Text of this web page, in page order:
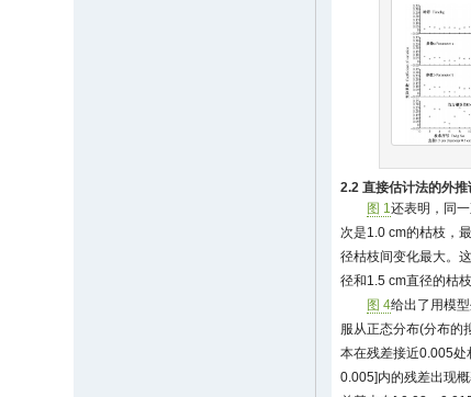
2.2 直接估计法的外
图 1还表明，同
次是1.0 cm的枯枝，
径枯枝间变化最大。
径和1.5 cm直径的枯
图 4给出了用模
服从正态分布(分布的
本在残差接近0.005处
0.005]内的残差出现